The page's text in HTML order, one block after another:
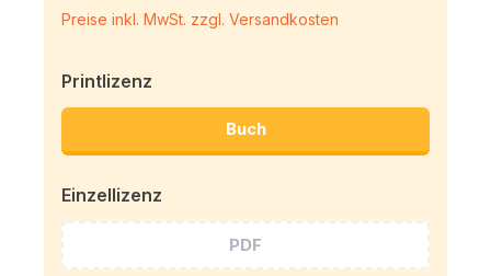
Preise inkl. MwSt. zzgl. Versandkosten
Printlizenz
Buch
Einzellizenz
PDF